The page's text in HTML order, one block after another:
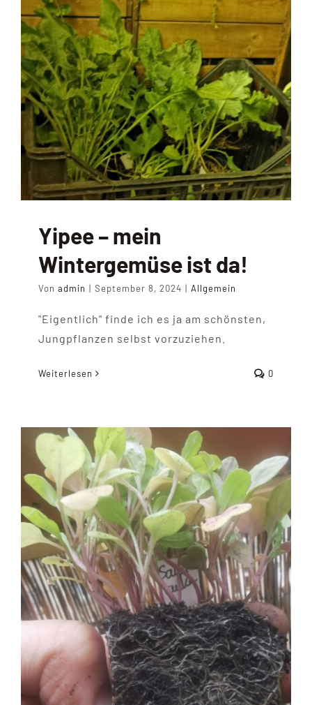
Yipee – mein
Wintergemüse ist da!
Von admin | September 8, 2024 | Allgemein
"Eigentlich" finde ich es ja am schönsten,
Jungpflanzen selbst vorzuziehen.
Weiterlesen 0